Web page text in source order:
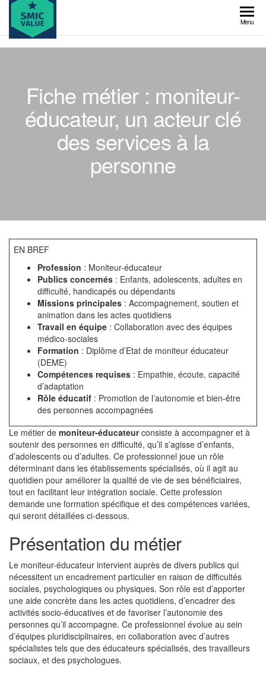
Skip
the
content
value
Menu
Fiche métier : moniteur-
éducateur, un acteur clé
des services à la
personne
EN BREF
Profession : Moniteur-éducateur
Publics concernés : Enfants, adolescents, adultes en
difficulté, handicapés ou dépendants
Missions principales : Accompagnement, soutien et
animation dans les actes quotidiens
Travail en équipe : Collaboration avec des équipes
médico-sociales
Formation : Diplôme d’Etat de moniteur éducateur
(DEME)
Compétences requises : Empathie, écoute, capacité
d’adaptation
Rôle éducatif : Promotion de l’autonomie et bien-être
des personnes accompagnées
Le métier de moniteur-éducateurconsiste à accompagner et à
soutenir des personnes en difficulté, qu’il s’agisse d’enfants,
d’adolescents ou d’adultes. Ce professionnel joue un rôle
déterminant dans les établissements spécialisés, où il agit au
quotidien pour améliorer la qualité de vie de ses bénéficiaires,
tout en facilitant leur intégration sociale. Cette profession
demande une formation spécifique et des compétences variées,
qui seront détaillées ci-dessous.
Présentation du métier
Le moniteur-éducateur intervient auprès de divers publics qui
nécessitent un encadrement particulier en raison de difficultés
sociales, psychologiques ou physiques. Son rôle est d’apporter
une aide concrète dans les actes quotidiens, d’encadrer des
activités socio-éducatives et de favoriser l’autonomie des
personnes qu’il accompagne. Ce professionnel évolue au sein
d’équipes pluridisciplinaires, en collaboration avec d’autres
spécialistes tels que des éducateurs spécialisés, des travailleurs
sociaux, et des psychologues.